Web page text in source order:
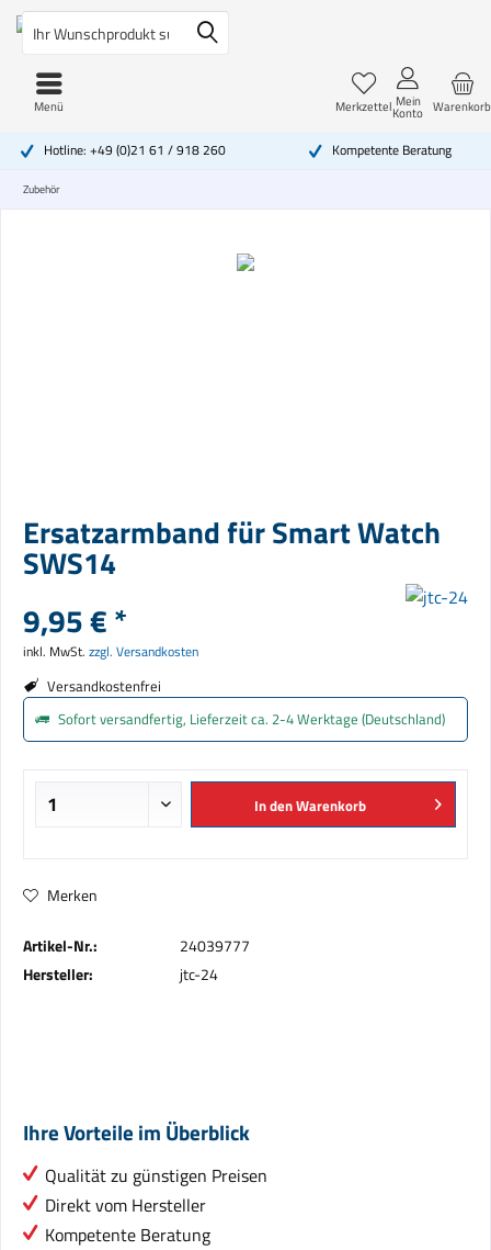
Hotline: +49 (0)21 61 / 918 260 Kompetente Beratung
Warenkorb
Merkzettel Mein
Konto
Menü
Zubehör
Ersatzarmband für Smart Watch
SWS14
9,95 € *
inkl. MwSt. zzgl. Versandkosten
Versandkostenfrei
Sofort versandfertig, Lieferzeit ca. 2-4 Werktage (Deutschland)
In denWarenkorb
Merken
Artikel-Nr.:
24039777
Hersteller:
jtc-24
Ihre Vorteile im Überblick
Qualität zu günstigen Preisen
Direkt vom Hersteller
Kompetente Beratung